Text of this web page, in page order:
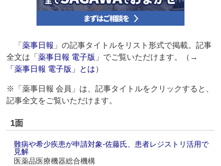
「薬事日報 」の記事タイトルをリスト形式で掲載。記事
全文は「薬事日報 電子版 」でご覧いただけます。（→
「薬事日報 電子版」とは）
※「薬事日報 会員」は、記事タイトルをクリックすると、
記事全文をご覧いただけます。
1面
難病や希少疾患が申請対象‐佐藤氏、患者レジストリ活用で
見解
医薬品医療機器総合機構